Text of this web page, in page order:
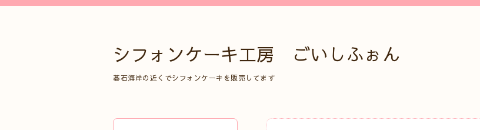
シフォンケーキ工房 ごいしふぉん
碁石海岸の近くでシフォンケーキを販売してます